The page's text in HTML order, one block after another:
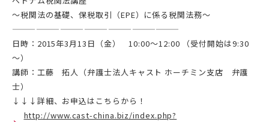
～税関法の基礎、保税取引（EPE）に係る税関法務～
—————————————————————
日時：2015年3月13日（金） 10:00～12:00 （受付開始は9:30
～）
講師：工藤 拓人（弁護士法人キャスト ホーチミン支店 弁護
士）
↓↓↓詳細、お申込はこちらから！
http://www.cast-china.biz/index.php?